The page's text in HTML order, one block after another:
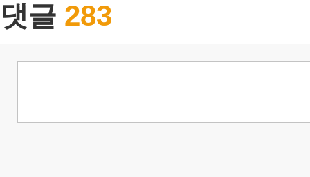
댓글 283